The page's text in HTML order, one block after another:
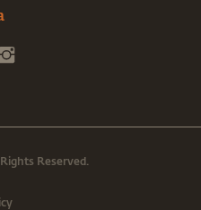
Reserved.